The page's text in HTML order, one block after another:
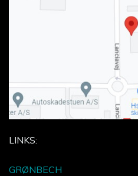
LINKS:
GRØNBECH